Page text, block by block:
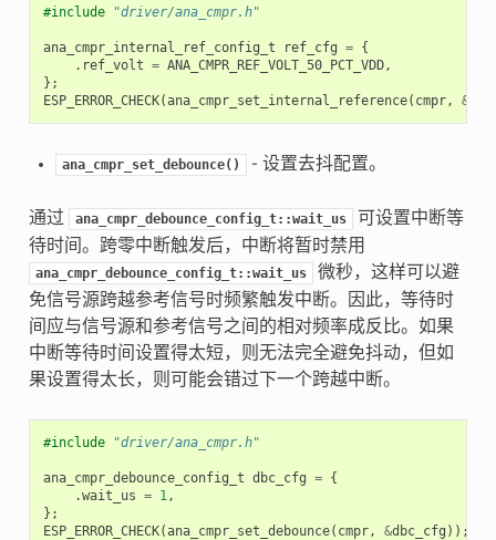
#include "driver/ana_cmpr.h"
ana_cmpr_internal_ref_config_t ref_cfg = {
. ref_volt = ANA_CMPR_REF_VOLT_50_PCT_VDD,
};
ESP_ERROR_CHECK(ana_cmpr_set_internal_reference( cmpr, &
ana_cmpr_set_debounce() - 设置去抖配置。
通过 ana_cmpr_debounce_config_t::wait_us
可设置中断等
待时间。跨零中断触发后，中断将暂时禁用
ana_cmpr_debounce_config_t::wait_us
微秒，这样可以避
免信号源跨越参考信号时频繁触发中断。因此，等待时
间应与信号源和参考信号之间的相对频率成反比。如果
中断等待时间设置得太短，则无法完全避免抖动，但如
果设置得太长，则可能会错过下一个跨越中断。
#include "driver/ana_cmpr.h"
ana_cmpr_debounce_config_t dbc_cfg = {
.wait_us = 1,
};
ESP_ERROR_CHECK(ana_cmpr_set_debounce( cmpr, &dbc_cfg ));